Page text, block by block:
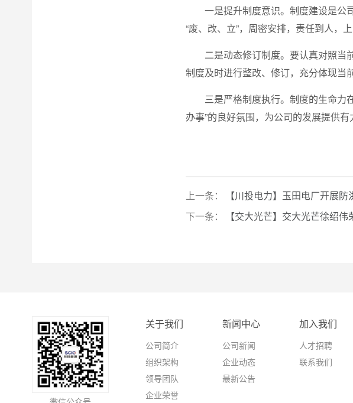
一是提升制度意识。制度建设是公
“废、改、立”，周密安排，责任到人，
二是动态修订制度。要认真对照当
制度及时进行整改、修订，充分体现当
三是严格制度执行。制度的生命力
办事”的良好氛围，为公司的发展提供有
上一条：
【川投电力】玉田电厂开展
下一条：
【交大光芒】交大光芒徐绍
关于我们
公司简介
组织架构
领导团队
企业荣誉
新闻中心
公司新闻
企业动态
最新公告
加入我们
人才招聘
联系我们